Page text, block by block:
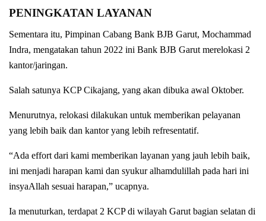
PENINGKATAN LAYANAN
Sementara itu, Pimpinan Cabang Bank BJB Garut, Mochammad
Indra, mengatakan tahun 2022 ini Bank BJB Garut merelokasi 2
kantor/jaringan.
Salah satunya KCP Cikajang, yang akan dibuka awal Oktober.
Menurutnya, relokasi dilakukan untuk memberikan pelayanan
yang lebih baik dan kantor yang lebih refresentatif.
“Ada effort dari kami memberikan layanan yang jauh lebih baik,
ini menjadi harapan kami dan syukur alhamdulillah pada hari ini
insyaAllah sesuai harapan,” ucapnya.
Ia menuturkan, terdapat 2 KCP di wilayah Garut bagian selatan di